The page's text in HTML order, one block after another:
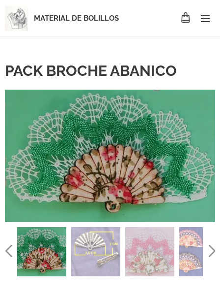
MATERIAL DE BOLILLOS
PACK BROCHE ABANICO